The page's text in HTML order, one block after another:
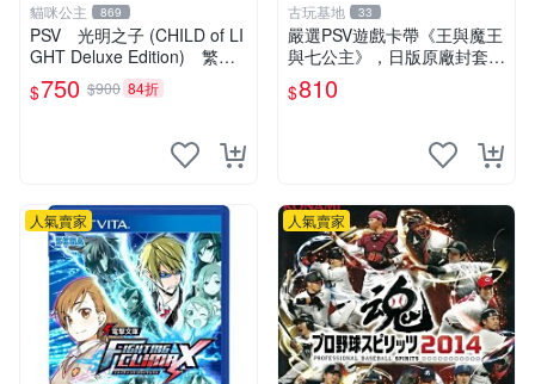
貓咪公主 869
PSV 光明之子 (CHILD of LI
GHT Deluxe Edition) 繁體
中文版 二手品
$750 $900 84折
古玩基地 33
嚴選PSV遊戲卡帶《王與魔王
與七公主》，日版原廠封套，
雙面精美封面，實測暢玩無障
礙。久藏家中，輕微使用痕
估。古董級遊戲限量收
$810
人氣賣家 人氣賣家